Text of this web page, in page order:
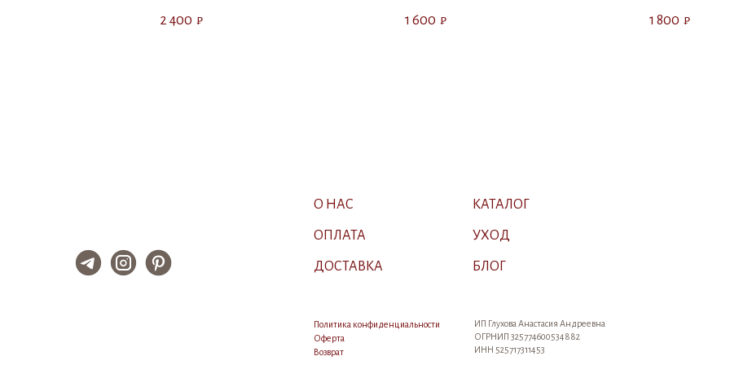
2 400 ₽
1 600 ₽
1 800 ₽
КАТАЛОГ
БЛОГ
УХОД
О НАС
ОПЛАТА
ДОСТАВКА
Оферта
Возврат
Политика конфиденциальности
ИП Глухова Анастасия Андреевна
ОГРНИП 325774600534882
ИНН 525717311453